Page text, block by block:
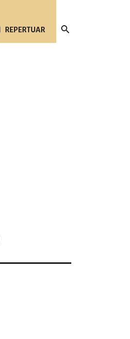
REPERTUAR